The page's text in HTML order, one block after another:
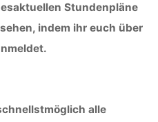
Stundenpläne
indem ihr euch über
alle